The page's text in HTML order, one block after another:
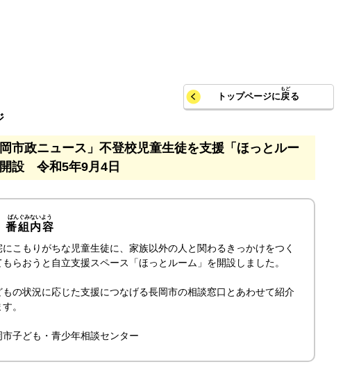
トップページに戻る
岡市政ニュース」不登校児童生徒を支援「ほっとルー
設 令和5年9月4日
番組内容
にこもりがちな児童生徒に、家族以外の人と関わるきっかけをつく
もらおうと自立支援スペース「ほっとルーム」を開設しました。
もの状況に応じた支援につなげる長岡市の相談窓口とあわせて紹介
。
市子ども・青少年相談センター